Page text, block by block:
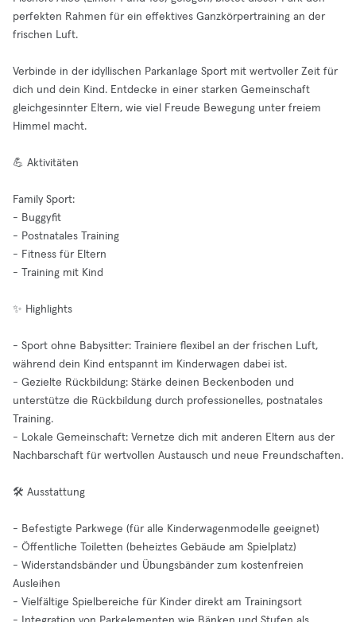
perfekten Rahmen für ein effektives Ganzkörpertraining an der
frischen Luft.
Verbinde in der idyllischen Parkanlage Sport mit wertvoller Zeit für
dich und dein Kind. Entdecke in einer starken Gemeinschaft
gleichgesinnter Eltern, wie viel Freude Bewegung unter freiem
Himmel macht.
💪 Aktivitäten
Family Sport:
- Buggyfit
- Postnatales Training
- Fitness für Eltern
- Training mit Kind
✨ Highlights
- Sport ohne Babysitter: Trainiere flexibel an der frischen Luft,
während dein Kind entspannt im Kinderwagen dabei ist.
- Gezielte Rückbildung: Stärke deinen Beckenboden und
unterstütze die Rückbildung durch professionelles, postnatales
Training.
- Lokale Gemeinschaft: Vernetze dich mit anderen Eltern aus der
Nachbarschaft für wertvollen Austausch und neue Freundschaften.
🛠️ Ausstattung
- Befestigte Parkwege (für alle Kinderwagenmodelle geeignet)
- Öffentliche Toiletten (beheiztes Gebäude am Spielplatz)
- Widerstandsbänder und Übungsbänder zum kostenfreien
Ausleihen
- Vielfältige Spielbereiche für Kinder direkt am Trainingsort